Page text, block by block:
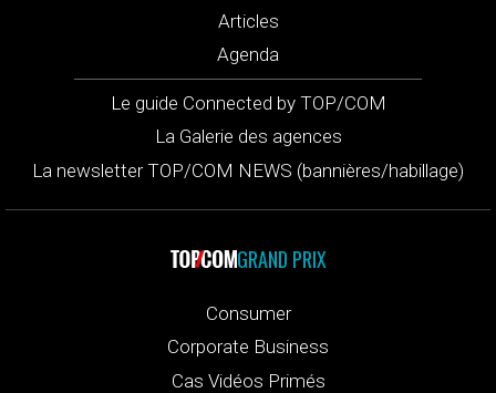
Articles
Agenda
Le guide Connected by TOP/COM
La Galerie des agences
La newsletter TOP/COM NEWS (bannières/habillage)
GRAND PRIX
Consumer
Corporate Business
Cas Vidéos Primés